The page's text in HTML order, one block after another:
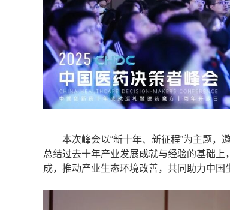
本次峰会以“新十年、新征程”为主题，
总结过去十年产业发展成就与经验的基础
成，推动产业生态环境改善，共同助力中国